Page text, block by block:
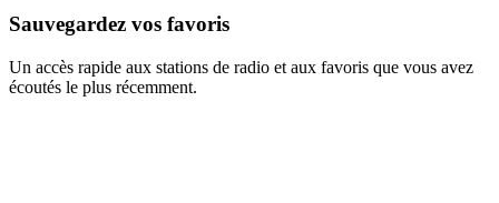
Sauvegardez vos favoris
Un accès rapide aux stations de radio et aux favoris que vous avez
écoutés le plus récemment.